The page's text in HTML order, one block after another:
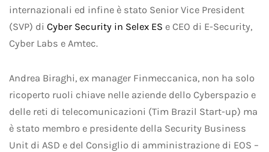
internazionali ed infine è stato Senior Vice President
(SVP) di Cyber Security in Selex ES e CEO di E-Security,
Cyber Labs e Amtec.
Andrea Biraghi, ex manager Finmeccanica, non ha solo
ricoperto ruoli chiave nelle aziende dello Cyberspazio e
delle reti di telecomunicazioni (Tim Brazil Start-up) ma
è stato membro e presidente della Security Business
Unit di ASD e del Consiglio di amministrazione di EOS –